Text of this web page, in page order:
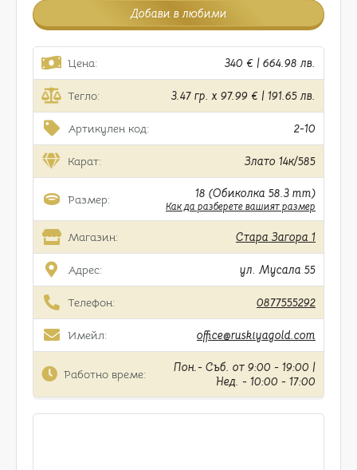
Добави в любими
Цена: 340 € | 664.98 лв.
Тегло: 3.47 гр. x 97.99 € | 191.65 лв.
Артикулен код: 2-10
Карат: Злато 14к/585
Размер: 18 (Обиколка 58.3 mm)
Как да разберете вашият размер
Магазин: Стара Загора 1
Адрес: ул. Мусала 55
Телефон: 0877555292
Имейл: office@ruskiyagold.com
Работно време:
Пон.- Съб. от 9:00 - 19:00 |
Нед. - 10:00 - 17:00